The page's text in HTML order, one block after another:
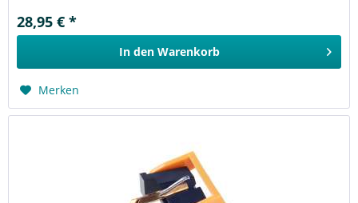
28,95 € *
In den Warenkorb
Merken